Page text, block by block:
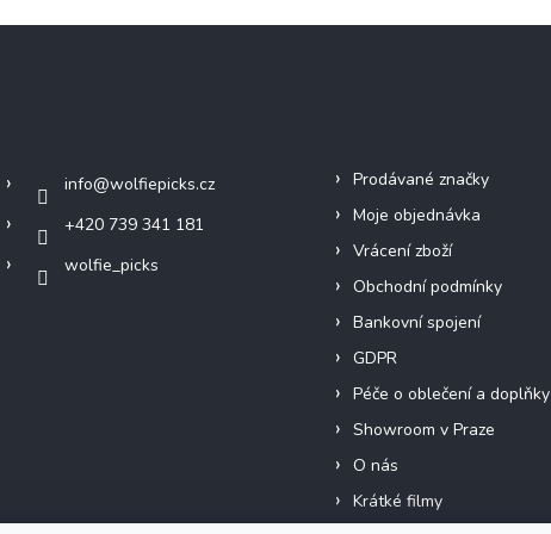
info@wolfiepicks.cz
+420 739 341 181
wolfie_picks
Prodávané značky
Moje objednávka
Vrácení zboží
Obchodní podmínky
Bankovní spojení
GDPR
Péče o oblečení a doplňky
Showroom v Praze
O nás
Krátké filmy